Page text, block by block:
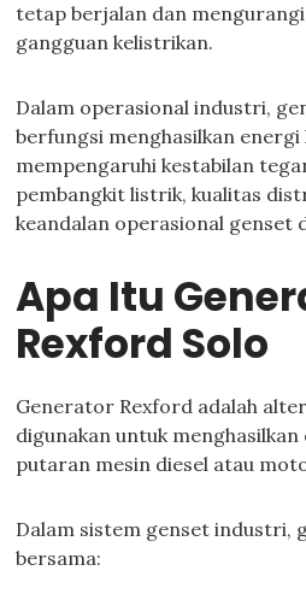
tetap berjalan dan
gangguan kelistrikan.
Dalam operasional industri,
berfungsi menghasilkan
mempengaruhi kestabilan
pembangkit listrik, kualitas
keandalan operasional genset
Apa Itu
Rexford Solo
Generator Rexford adalah
digunakan untuk
putaran mesin diesel atau
Dalam sistem genset industri,
bersama: